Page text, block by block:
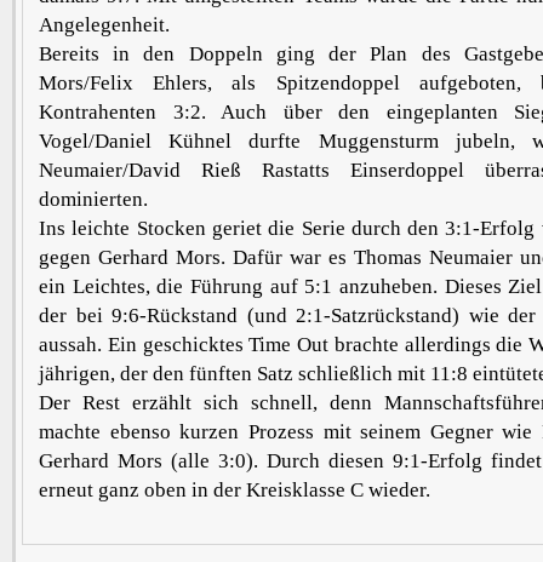
Angelegenheit.
Bereits in den Doppeln ging der Plan des
Mors/Felix Ehlers, als Spitzendoppel aufgeboten,
Kontrahenten 3:2. Auch über den eingeplanten
Vogel/Daniel Kühnel durfte Muggensturm jubeln,
Neumaier/David Rieß Rastatts Einserdoppel
dominierten.
Ins leichte Stocken geriet die Serie durch den 3:1-
gegen Gerhard Mors. Dafür war es Thomas Neumaier
ein Leichtes, die Führung auf 5:1 anzuheben. Dieses
der bei 9:6-Rückstand (und 2:1-Satzrückstand) wie
aussah. Ein geschicktes Time Out brachte allerdings die
jährigen, der den fünften Satz schließlich mit 11:8
Der Rest erzählt sich schnell, denn
machte ebenso kurzen Prozess mit seinem Gegner
Gerhard Mors (alle 3:0). Durch diesen 9:1-Erfolg
erneut ganz oben in der Kreisklasse C wieder.